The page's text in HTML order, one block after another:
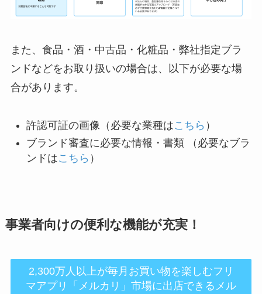
また、食品・酒・中古品・化粧品・弊社指定ブラ
ンドなどをお取り扱いの場合は、以下が必要な場
合があります。
許認可証の画像（必要な業種はこちら ）
ブランド審査に必要な情報・書類 （必要なブラ
ンドはこちら ）
事業者向けの便利な機能が充実！
2,300万人以上が毎月お買い物を楽しむフリ
マアプリ「メルカリ」市場に出店できるメル